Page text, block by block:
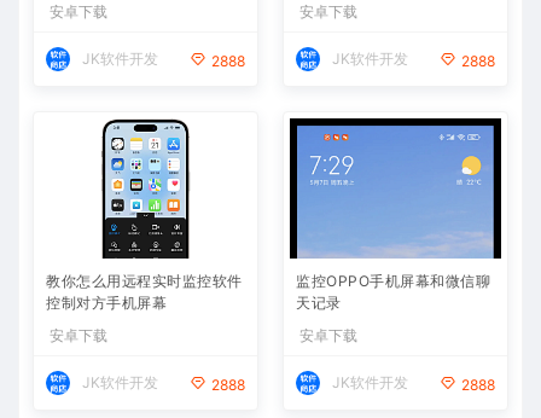
安卓下载
JK软件开发 2888
安卓下载
JK软件开发 2888
教你怎么用远程实时监控软件
控制对方手机屏幕
安卓下载
JK软件开发 2888
监控OPPO手机屏幕和微信聊
天记录
安卓下载
JK软件开发 2888